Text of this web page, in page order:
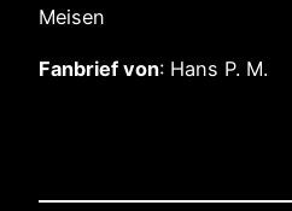
Meisen
Fanbrief von: Hans P. M.